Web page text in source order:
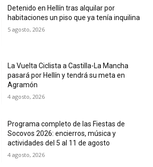
Detenido en Hellín tras alquilar por
habitaciones un piso que ya tenía inquilina
5 agosto, 2026
La Vuelta Ciclista a Castilla-La Mancha
pasará por Hellín y tendrá su meta en
Agramón
4 agosto, 2026
Programa completo de las Fiestas de
Socovos 2026: encierros, música y
actividades del 5 al 11 de agosto
4 agosto, 2026